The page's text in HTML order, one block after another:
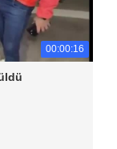
00:00:16